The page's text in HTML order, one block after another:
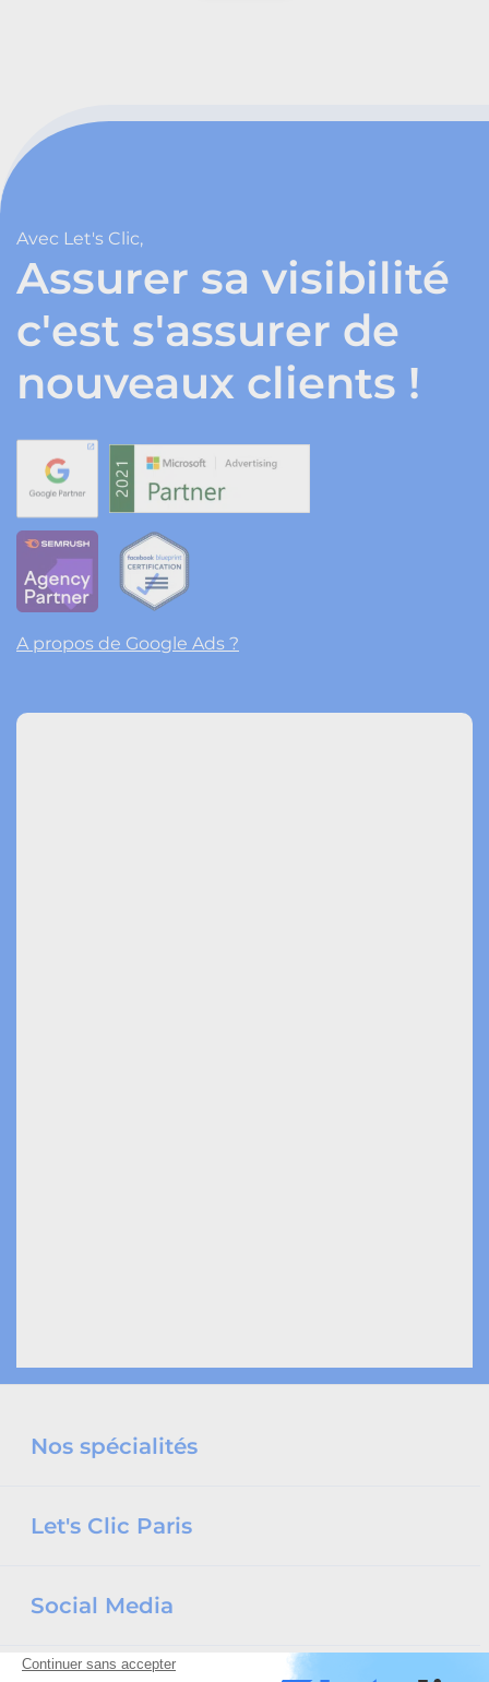
Avec Let's Clic,
Assurer sa visibilité
c'est s'assurer de
nouveaux clients !
A propos de Google Ads ?
Nos spécialités
Let's Clic Paris
Social Media